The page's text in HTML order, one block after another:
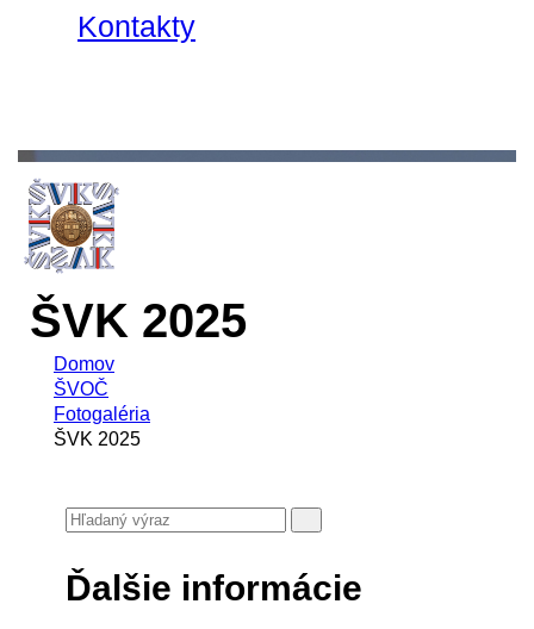
Kontakty
ŠVK 2025
Domov
ŠVOČ
Fotogaléria
ŠVK 2025
Ďalšie informácie